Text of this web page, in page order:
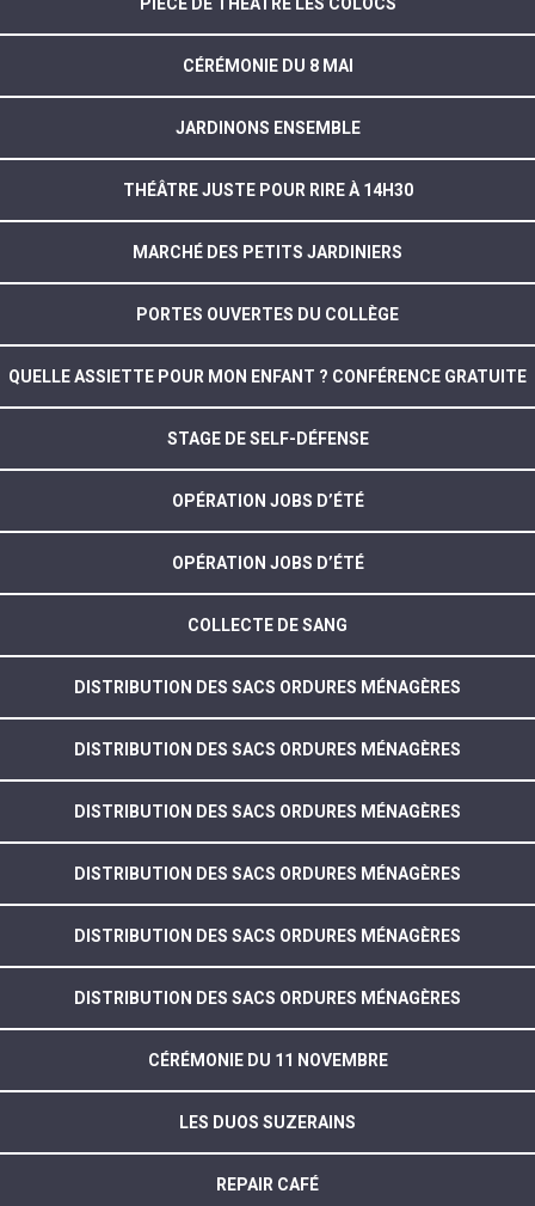
CÉRÉMONIE DU 8 MAI
JARDINONS ENSEMBLE
THÉÂTRE JUSTE POUR RIRE À 14H30
MARCHÉ DES PETITS JARDINIERS
PORTES OUVERTES DU COLLÈGE
QUELLE ASSIETTE POUR MON ENFANT ? CONFÉRENCE GRATUITE
STAGE DE SELF-DÉFENSE
OPÉRATION JOBS D’ÉTÉ
OPÉRATION JOBS D’ÉTÉ
COLLECTE DE SANG
DISTRIBUTION DES SACS ORDURES MÉNAGÈRES
DISTRIBUTION DES SACS ORDURES MÉNAGÈRES
DISTRIBUTION DES SACS ORDURES MÉNAGÈRES
DISTRIBUTION DES SACS ORDURES MÉNAGÈRES
DISTRIBUTION DES SACS ORDURES MÉNAGÈRES
DISTRIBUTION DES SACS ORDURES MÉNAGÈRES
CÉRÉMONIE DU 11 NOVEMBRE
LES DUOS SUZERAINS
REPAIR CAFÉ